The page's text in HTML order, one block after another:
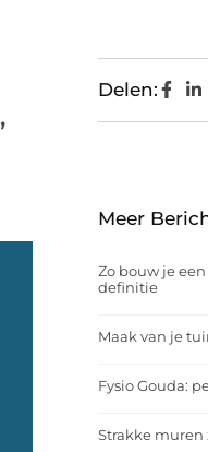
Delen:
Meer
Zo bouw je
definitie
Maak van je
Fysio Gouda:
Strakke